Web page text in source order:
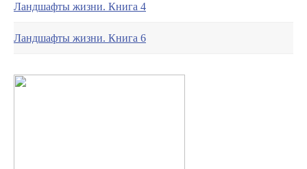
Ландшафты жизни. Книга 4
Ландшафты жизни. Книга 6